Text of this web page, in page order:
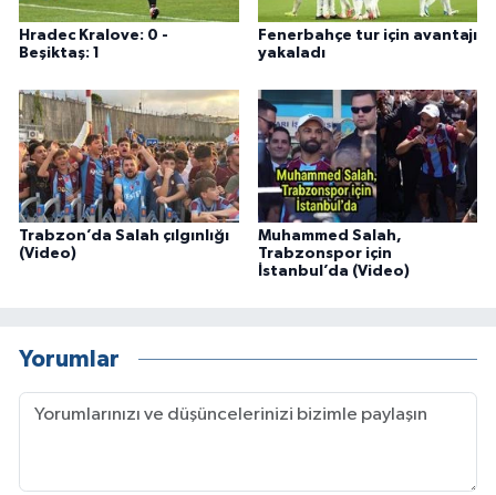
Hradec Kralove: 0 -
Beşiktaş: 1
Fenerbahçe tur için avantajı
yakaladı
Trabzon’da Salah çılgınlığı
(Video)
Muhammed Salah,
Trabzonspor için
İstanbul’da (Video)
Yorumlar